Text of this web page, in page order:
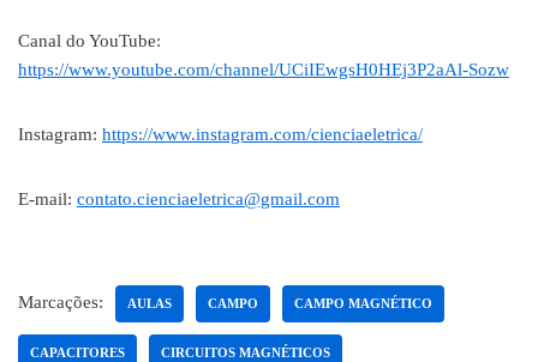
Canal do YouTube:
https://www.youtube.com/channel/UCiIEwgsH0HEj3P2aAl-Sozw
Instagram: https://www.instagram.com/cienciaeletrica/
E-mail: contato.cienciaeletrica@gmail.com
Marcações: AULAS CAMPO CAMPO MAGNÉTICO
CAPACITORES CIRCUITOS MAGNÉTICOS